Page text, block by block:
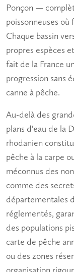
Ponçon —
poissonneuses
Chaque bassin
propres espèces
fait de la France
progression sans
canne à pêche.
Au-delà des
plans d'eau de la
rhodanien
pêche à la carpe
méconnus des
comme des
départementales
réglementés,
des populations
carte de pêche
ou des zones